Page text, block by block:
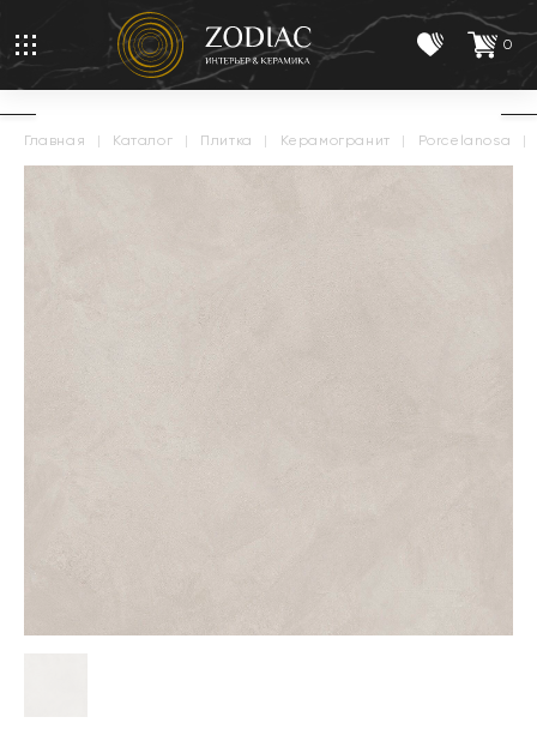
0
главная | каталог | плитка | керамогранит | porcelanosa |